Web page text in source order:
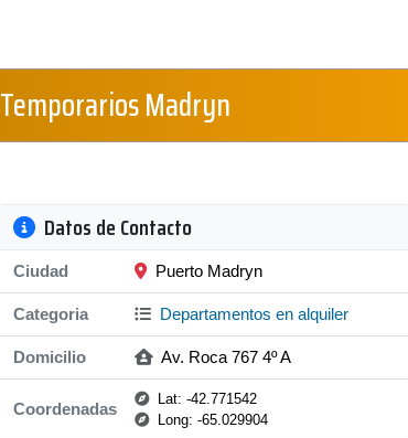
Temporarios Madryn
Datos de Contacto
Ciudad Puerto Madryn
Categoria Departamentos en alquiler
Domicilio Av. Roca 767 4º A
Coordenadas
Lat: -42.771542
Long: -65.029904